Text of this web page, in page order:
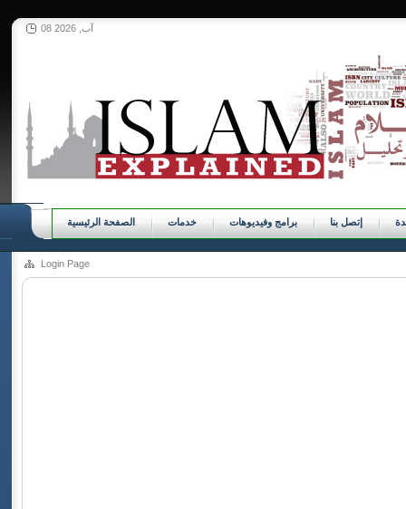
08 آب, 2026
الصفحة الرئيسية خدمات برامج وفيديوهات إتصل بنا
Login Page